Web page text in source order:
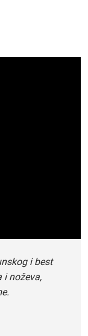
i best
i noževa,